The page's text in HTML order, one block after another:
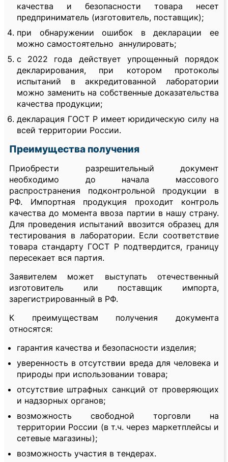
качества и безопасности товара несет
предприниматель (изготовитель, поставщик);
при обнаружении ошибок в декларации ее
можно самостоятельно аннулировать;
с 2022 года действует упрощенный порядок
декларирования, при котором протоколы
испытаний в аккредитованной лаборатории
можно заменить на собственные доказательства
качества продукции;
декларация ГОСТ Р имеет юридическую силу на
всей территории России.
Преимущества получения
Приобрести разрешительный документ
необходимо до начала массового
распространения подконтрольной продукции в
РФ. Импортная продукция проходит контроль
качества до момента ввоза партии в нашу страну.
Для проведения испытаний ввозится образец для
тестирования в лаборатории. Если соответствие
товара стандарту ГОСТ Р подтвердится, границу
пересекает вся партия.
Заявителем может выступать отечественный
изготовитель или поставщик импорта,
зарегистрированный в РФ.
К преимуществам получения документа
относятся:
гарантия качества и безопасности изделия;
уверенность в отсутствии вреда для человека и
природы при использовании товара;
отсутствие штрафных санкций от проверяющих
и надзорных органов;
возможность свободной торговли на
территории России (в т.ч. через маркетплейсы и
сетевые магазины);
возможность участия в тендерах.